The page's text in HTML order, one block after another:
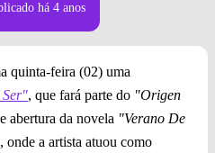
há 4 anos
quinta-feira (02) uma
Ser", que fará parte do "Origen
abertura da novela "Verano De
onde a artista atuou como